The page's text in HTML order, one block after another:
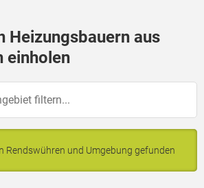
Heizungsbauern aus
einholen
Rendswühren und Umgebung gefunden